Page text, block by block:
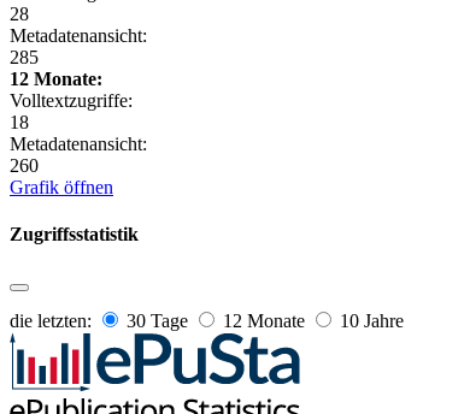
28
Metadatenansicht:
285
12 Monate:
Volltextzugriffe:
18
Metadatenansicht:
260
Grafik öffnen
Zugriffsstatistik
die letzten: 30 Tage 12 Monate 10 Jahre